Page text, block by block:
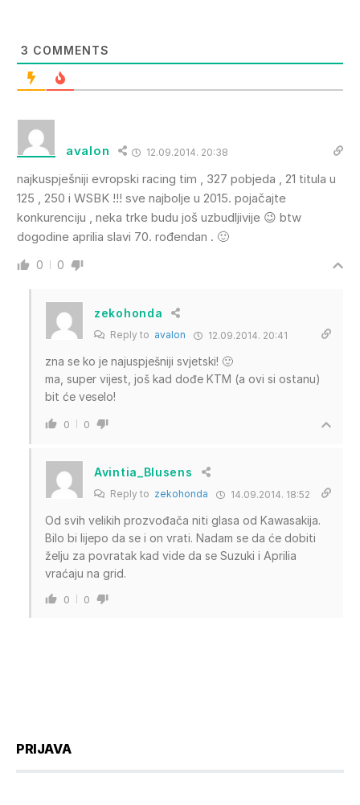
3 COMMENTS
avalon 12.09.2014. 20:38
najkuspješniji evropski racing tim , 327 pobjeda , 21 titula u
125 , 250 i WSBK !!! sve najbolje u 2015. pojačajte
konkurenciju , neka trke budu još uzbudljivije 😉 btw
dogodine aprilia slavi 70. rođendan . 🙂
0 0
zekohonda
Reply to avalon 12.09.2014. 20:41
zna se ko je najuspješniji svjetski! 🙂
ma, super vijest, još kad dođe KTM (a ovi si ostanu)
bit će veselo!
0 0
Avintia_Blusens
Reply to zekohonda 14.09.2014. 18:52
Od svih velikih prozvođača niti glasa od Kawasakija.
Bilo bi lijepo da se i on vrati. Nadam se da će dobiti
želju za povratak kad vide da se Suzuki i Aprilia
vraćaju na grid.
0 0
PRIJAVA